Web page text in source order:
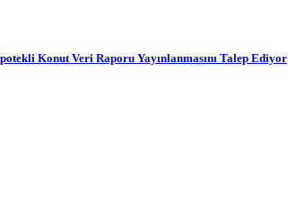
Konut Veri Raporu Yayınlanmasını Talep Ediyor